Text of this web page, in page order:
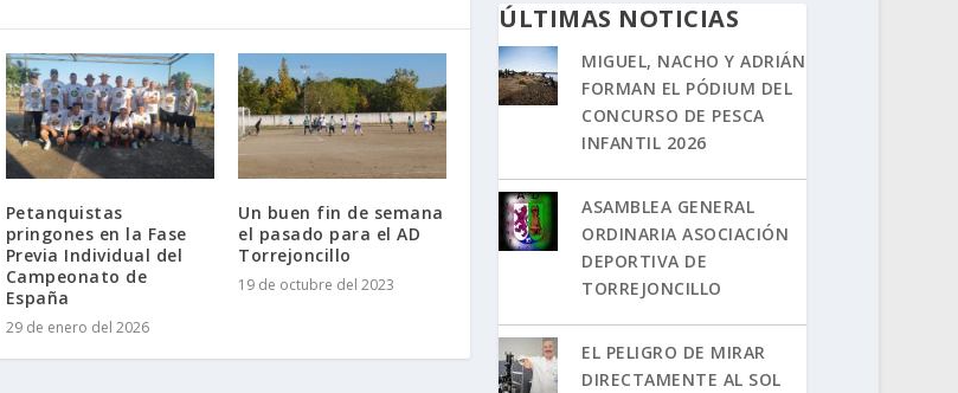
Petanquistas
pringones en la Fase
Previa Individual del
Campeonato de
España
29 de enero del 2026
Un buen fin de semana
el pasado para el AD
Torrejoncillo
19 de octubre del 2023
ÚLTIMAS NOTICIAS
MIGUEL, NACHO Y ADRIÁN
FORMAN EL PÓDIUM DEL
CONCURSO DE PESCA
INFANTIL 2026
ASAMBLEA GENERAL
ORDINARIA ASOCIACIÓN
DEPORTIVA DE
TORREJONCILLO
EL PELIGRO DE MIRAR
DIRECTAMENTE AL SOL